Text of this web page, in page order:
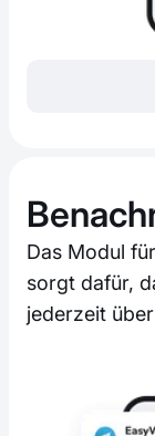
Das Modul
sorgt dafür,
jederzeit